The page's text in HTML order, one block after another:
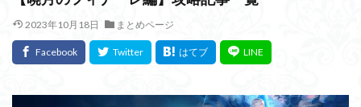
2023年10月18日 まとめページ